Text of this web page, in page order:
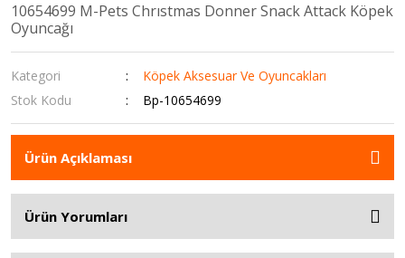
10654699 M-Pets Chrıstmas Donner Snack Attack Köpek
Oyuncağı
Kategori
Köpek Aksesuar Ve Oyuncakları
Stok Kodu
Bp-10654699
Ürün Açıklaması
Ürün Yorumları